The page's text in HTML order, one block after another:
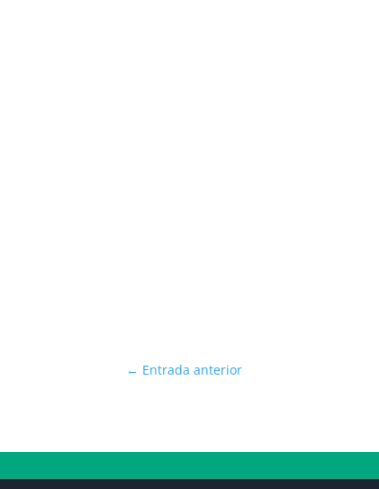
← Entrada anterior